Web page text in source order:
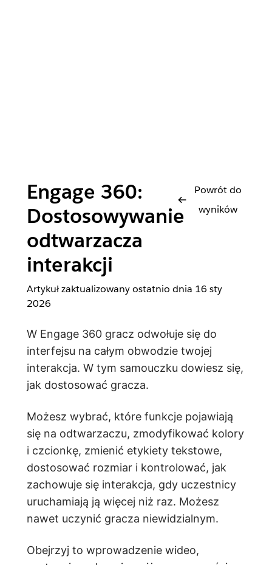
Engage 360:
Dostosowywanie
odtwarzacza
interakcji
Powrót do
wyników
Artykuł zaktualizowany ostatnio dnia 16 sty
2026
W Engage 360 gracz odwołuje się do
interfejsu na całym obwodzie twojej
interakcja. W tym samouczku dowiesz się,
jak dostosować gracza.
Możesz wybrać, które funkcje pojawiają
się na odtwarzaczu, zmodyfikować kolory
i czcionkę, zmienić etykiety tekstowe,
dostosować rozmiar i kontrolować, jak
zachowuje się interakcja, gdy uczestnicy
uruchamiają ją więcej niż raz. Możesz
nawet uczynić gracza niewidzialnym.
Obejrzyj to wprowadzenie wideo,